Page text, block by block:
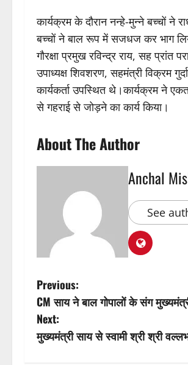
कार्यक्रम के दौरान नन्हे-मुन्ने बच्चों ने
बच्चों ने बाल रूप में सजधज कर भाग
गौरक्षा प्रमुख रविन्द्र राय, सह प्रांत
उपाध्यक्ष शिवशरण, सहमंत्री विक्रम
कार्यकर्ता उपस्थित थे।कार्यक्रम ने
से गहराई से जोड़ने का कार्य किया।
About The Author
Anchal
See
P
o
s
Previous:
CM साय ने बाल गोपालों के संग
Next:
मुख्यमंत्री साय से स्वामी श्री श्री